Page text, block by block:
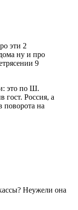
эти 2
ну и про
9
это по Ш.
гост. Россия, а
поворота на
Неужели она